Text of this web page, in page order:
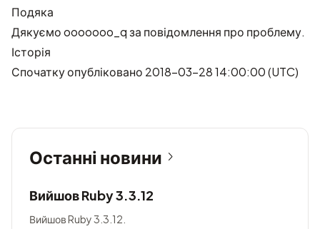
Подяка
Дякуємоooooooo_qза повідомлення про проблему.
Історія
Спочатку опубліковано 2018-03-28 14:00:00 (UTC)
Останні новини
Вийшов Ruby 3.3.12
Вийшов Ruby 3.3.12.